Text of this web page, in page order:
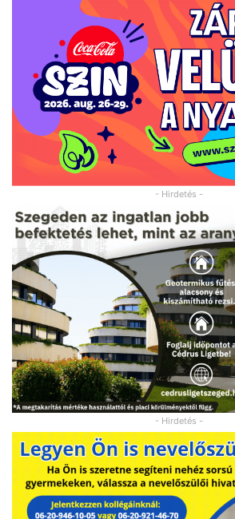
- Hirdetés -
- Hirdetés -